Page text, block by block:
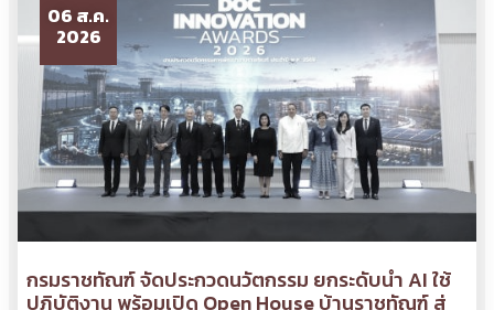
06 ส.ค.
2026
กรมราชทัณฑ์ จัดประกวดนวัตกรรม ยกระดับนำ AI ใช้
ปฏิบัติงาน พร้อมเปิด Open House บ้านราชทัณฑ์ สู่